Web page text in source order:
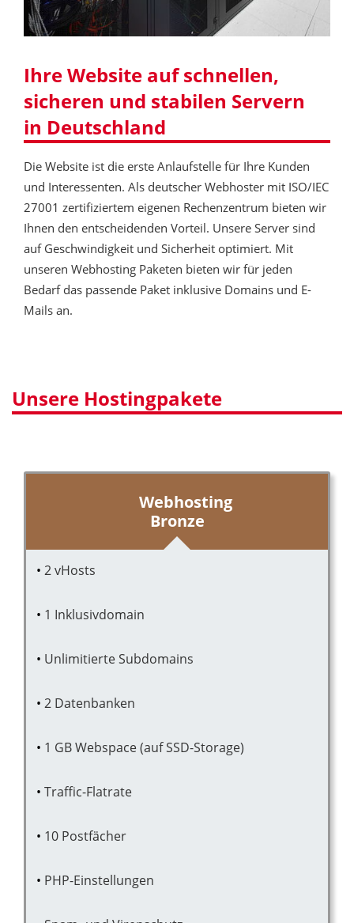
Ihre Website auf schnellen,
sicheren und stabilen Servern
in Deutschland
Die Website ist die erste Anlaufstelle für Ihre Kunden
und Interessenten. Als deutscher Webhoster mit ISO/IEC
27001 zertifiziertem eigenen Rechenzentrum bieten wir
Ihnen den entscheidenden Vorteil. Unsere Server sind
auf Geschwindigkeit und Sicherheit optimiert. Mit
unseren Webhosting Paketen bieten wir für jeden
Bedarf das passende Paket inklusive Domains und E-
Mails an.
Unsere Hostingpakete
Webhosting
Bronze
2 vHosts
1 Inklusivdomain
Unlimitierte Subdomains
2 Datenbanken
1 GB Webspace (auf SSD-Storage)
Traffic-Flatrate
10 Postfächer
PHP-Einstellungen